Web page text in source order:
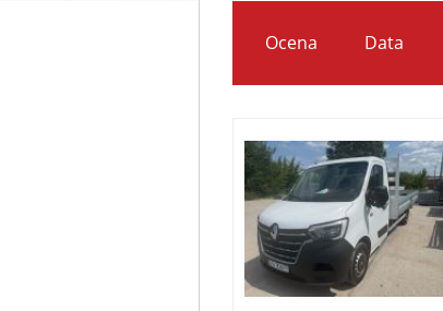
Ocena Data